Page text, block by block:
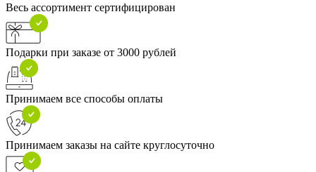
Весь ассортимент сертифицирован
Подарки при заказе от 3000 рублей
Принимаем все способы оплаты
Принимаем заказы на сайте круглосуточно